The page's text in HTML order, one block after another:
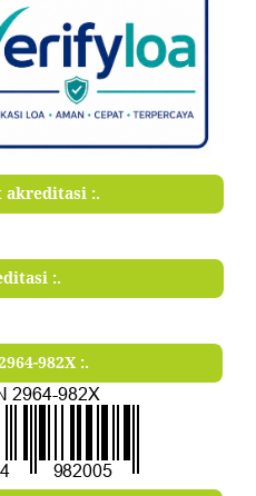
:.
:.
982X :.